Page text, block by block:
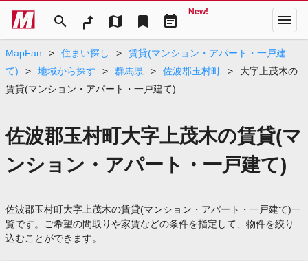
search map bookmark event_note
New! menu
MapFan > 住まい探し >
賃貸(マンション・アパート・一戸建
て)
> 地域から探す > 群馬県 > 佐波郡玉村町 >
大字上茂木の
賃貸(マンション・アパート・一戸建て)
佐波郡玉村町大字上茂木の賃貸(マ
ンション・アパート・一戸建て)
佐波郡玉村町大字上茂木の賃貸(マンション・アパート・一戸建て)一
覧です。ご希望の間取りや家賃などの条件を指定して、物件を絞り
込むことができます。